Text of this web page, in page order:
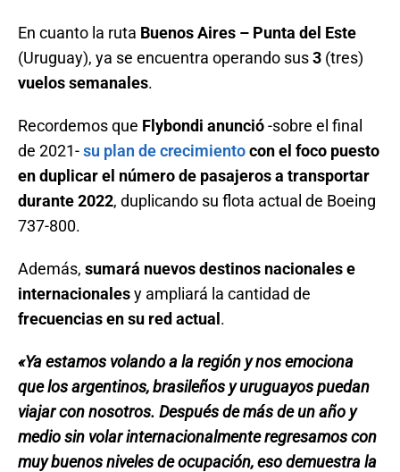
En cuanto la ruta Buenos Aires – Punta del Este
(Uruguay), ya se encuentra operando sus3 (tres)
vuelos semanales.
Recordemos que Flybondi anunció-sobre el final
de 2021-su plan de crecimientocon el foco puesto
en duplicar el número de pasajeros a transportar
durante 2022, duplicando su flota actual de Boeing
737-800.
Además, sumará nuevos destinos nacionales e
internacionalesy ampliará la cantidad de
frecuencias en su red actual.
«Ya estamos volando a la región y nos emociona
que los argentinos, brasileños y uruguayos puedan
viajar con nosotros. Después de más de un año y
medio sin volar internacionalmente regresamos con
muy buenos niveles de ocupación, eso demuestra la